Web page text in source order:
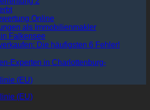
Online
als Immobilienmakler
Falkensee
Die häufigsten 6 Fehler!
Experten in Charlottenburg-
(EU)
(EU)